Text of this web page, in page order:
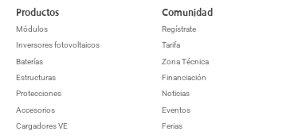
Productos
Módulos
Inversores fotovoltaicos
Baterías
Estructuras
Protecciones
Accesorios
Cargadores VE
Comunidad
Regístrate
Tarifa
Zona Técnica
Financiación
Noticias
Eventos
Ferias